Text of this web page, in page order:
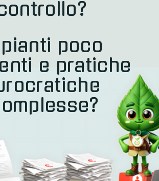
poco
e pratiche